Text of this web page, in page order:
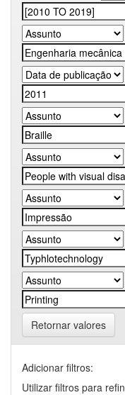
Retornar valores
Adicionar filtros:
Utilizar filtros para